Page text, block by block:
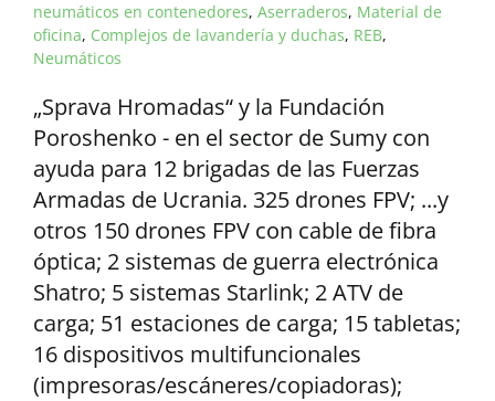
neumáticos en contenedores, Aserraderos, Material de
oficina, Complejos de lavandería y duchas, REB,
Neumáticos
„Sprava Hromadas“ y la Fundación
Poroshenko - en el sector de Sumy con
ayuda para 12 brigadas de las Fuerzas
Armadas de Ucrania. 325 drones FPV; ...y
otros 150 drones FPV con cable de fibra
óptica; 2 sistemas de guerra electrónica
Shatro; 5 sistemas Starlink; 2 ATV de
carga; 51 estaciones de carga; 15 tabletas;
16 dispositivos multifuncionales
(impresoras/escáneres/copiadoras);